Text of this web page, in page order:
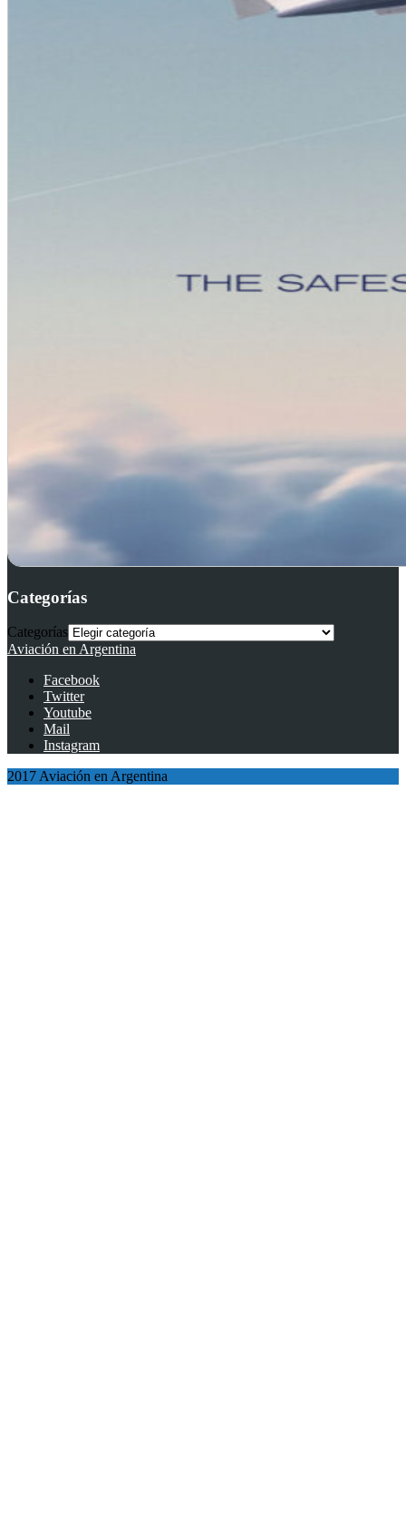
Categorías
Categorías
Aviación en Argentina
Facebook
Twitter
Youtube
Mail
Instagram
2017 Aviación en Argentina